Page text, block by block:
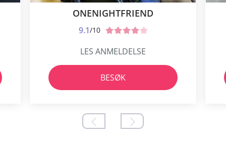
ONENIGHTFRIEND
9.1/10
LES ANMELDELSE
BESØK